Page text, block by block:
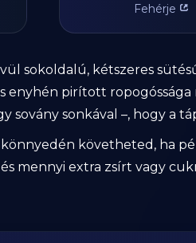
Fehérje
sokoldalú, kétszeres
enyhén pirított
sovány sonkával –, hogy a
követheted, ha
mennyi extra zsírt vagy